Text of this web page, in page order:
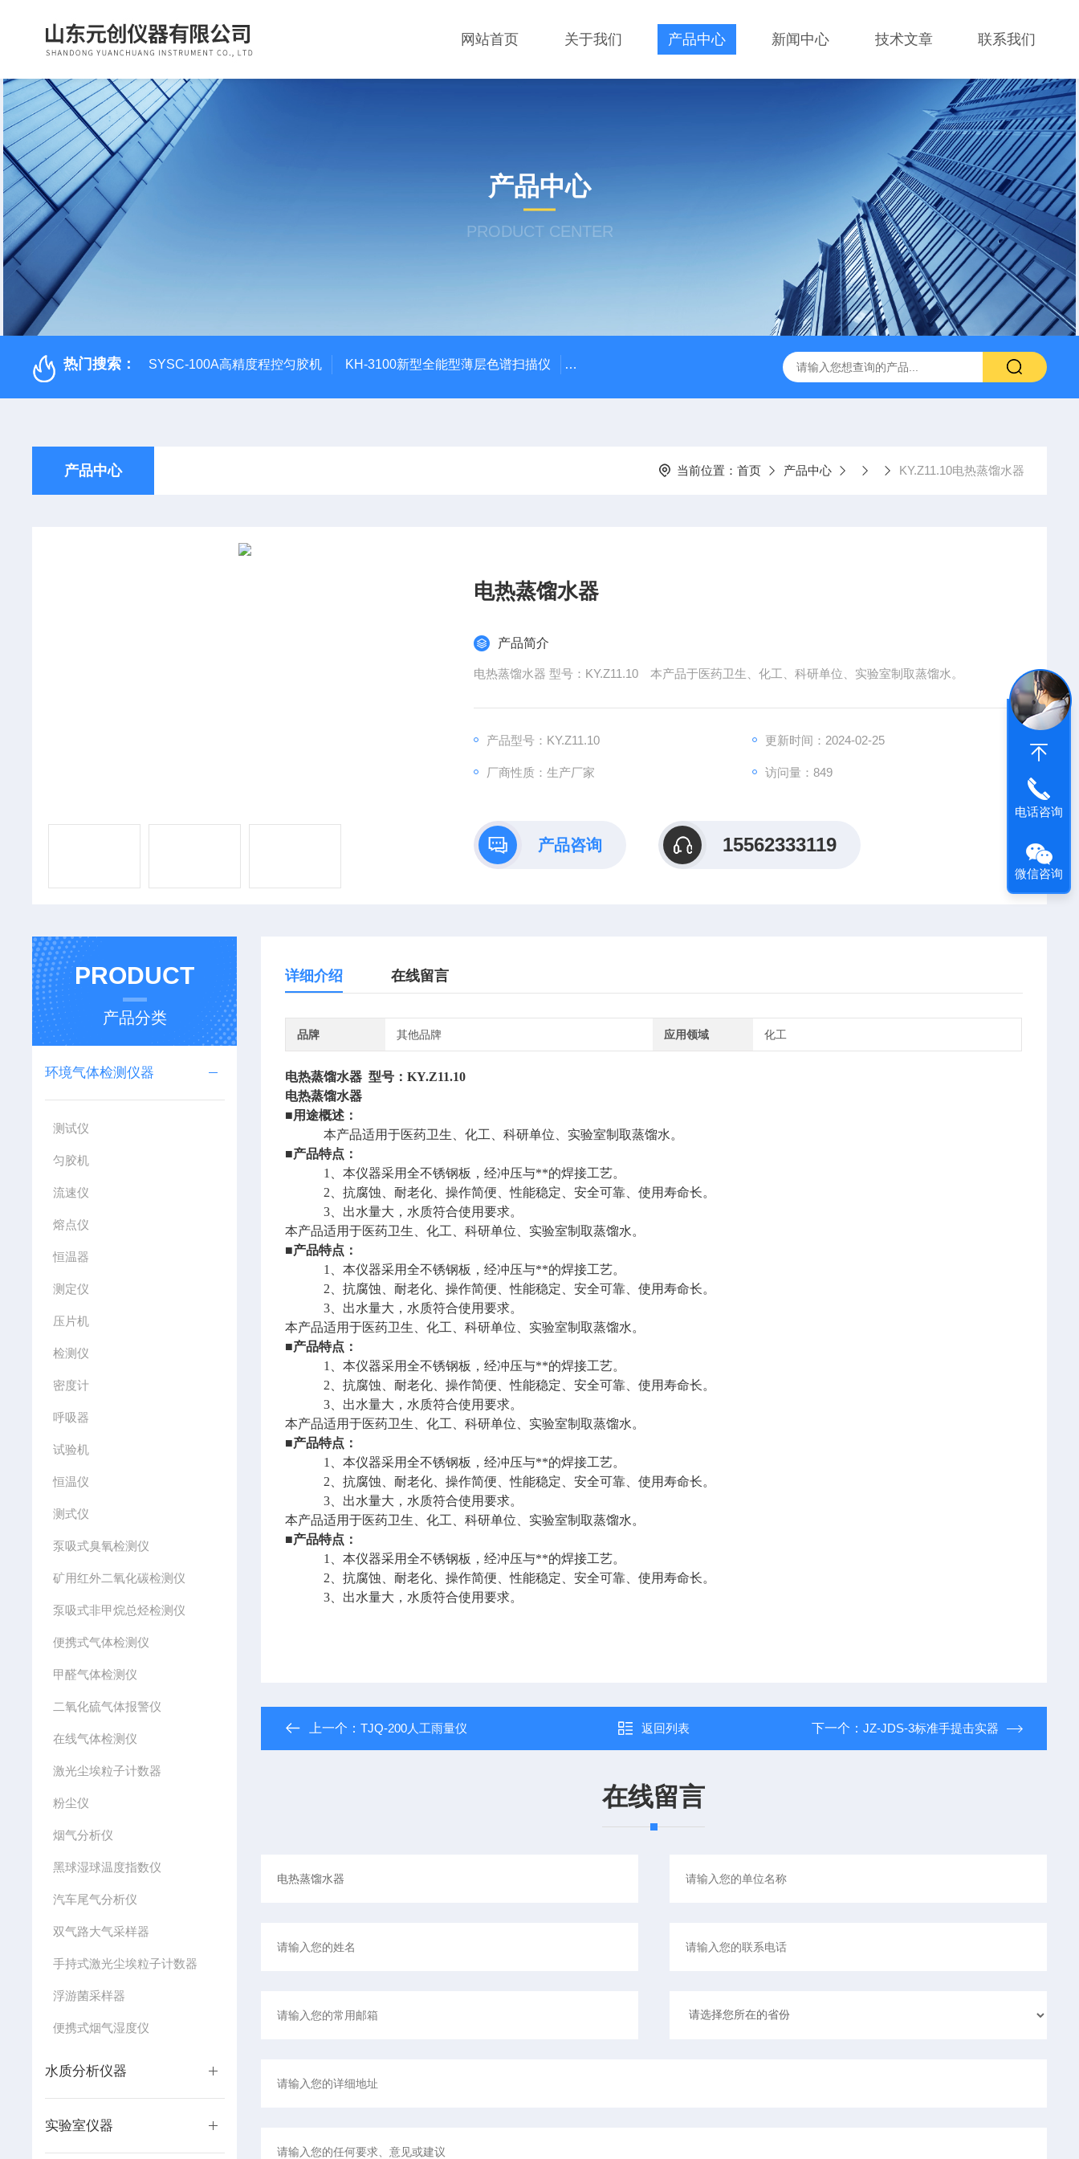
网站首页 关于我们 产品中心 新闻中心 技术文章 联系我们
产品中心
PRODUCT CENTER
热门搜索： SYSC-100A高精度程控匀胶机 KH-3100新型全能型薄层色谱扫描仪 DGJ-03电工技术实验装置 CS-300轨道式摇床 JKG-203新型冷原子吸收测汞仪
产品中心 当前位置： 首页 产品中心 KY.Z11.10电热蒸馏水器
电热蒸馏水器
产品简介
电热蒸馏水器 型号：KY.Z11.10 本产品于医药卫生、化工、科研单位、实验室制取蒸馏水。
产品型号：KY.Z11.10 更新时间：2024-02-25
厂商性质：生产厂家 访问量：849
产品咨询 15562333119
PRODUCT
产品分类
环境气体检测仪器
测试仪
匀胶机
流速仪
熔点仪
恒温器
测定仪
压片机
检测仪
密度计
呼吸器
试验机
恒温仪
测式仪
泵吸式臭氧检测仪
矿用红外二氧化碳检测仪
泵吸式非甲烷总烃检测仪
便携式气体检测仪
甲醛气体检测仪
二氧化硫气体报警仪
在线气体检测仪
激光尘埃粒子计数器
粉尘仪
烟气分析仪
黑球湿球温度指数仪
汽车尾气分析仪
双气路大气采样器
手持式激光尘埃粒子计数器
浮游菌采样器
便携式烟气湿度仪
水质分析仪器
实验室仪器
详细介绍 在线留言
品牌 其他品牌 应用领域 化工
电热蒸馏水器 型号：KY.Z11.10
电热蒸馏水器
■用途概述：
本产品适用于医药卫生、化工、科研单位、实验室制取蒸馏水。
■产品特点：
1、本仪器采用全不锈钢板，经冲压与**的焊接工艺。
2、抗腐蚀、耐老化、操作简便、性能稳定、安全可靠、使用寿命长。
3、出水量大，水质符合使用要求。
本产品适用于医药卫生、化工、科研单位、实验室制取蒸馏水。
■产品特点：
1、本仪器采用全不锈钢板，经冲压与**的焊接工艺。
2、抗腐蚀、耐老化、操作简便、性能稳定、安全可靠、使用寿命长。
3、出水量大，水质符合使用要求。
本产品适用于医药卫生、化工、科研单位、实验室制取蒸馏水。
■产品特点：
1、本仪器采用全不锈钢板，经冲压与**的焊接工艺。
2、抗腐蚀、耐老化、操作简便、性能稳定、安全可靠、使用寿命长。
3、出水量大，水质符合使用要求。
本产品适用于医药卫生、化工、科研单位、实验室制取蒸馏水。
■产品特点：
1、本仪器采用全不锈钢板，经冲压与**的焊接工艺。
2、抗腐蚀、耐老化、操作简便、性能稳定、安全可靠、使用寿命长。
3、出水量大，水质符合使用要求。
本产品适用于医药卫生、化工、科研单位、实验室制取蒸馏水。
■产品特点：
1、本仪器采用全不锈钢板，经冲压与**的焊接工艺。
2、抗腐蚀、耐老化、操作简便、性能稳定、安全可靠、使用寿命长。
3、出水量大，水质符合使用要求。
上一个：TJQ-200人工雨量仪 返回列表 下一个： JZ-JDS-3标准手提击实器
在线留言
电话咨询
微信咨询